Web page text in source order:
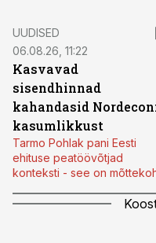
UUDISED
06.08.26, 11:22
Kasvavad
sisendhinnad
kahandasid
kasumlikkust
Tarmo Pohlak pani Eesti
ehituse peatöövõtjad
konteksti - see on